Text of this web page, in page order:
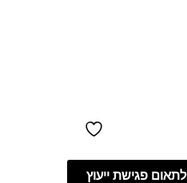
לתאום פגישת ייעוץ